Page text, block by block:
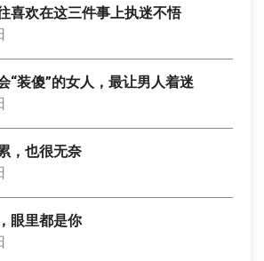
喜欢在这三件事上执迷不悟
“装傻”的女人，最让男人着迷
，也很无奈
眼里都是你